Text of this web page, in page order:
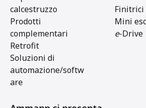
calcestruzzo
Prodotti
complementari
Retrofit
Soluzioni di
automazione/softw
are
Finitrici
Mini
e-Drive